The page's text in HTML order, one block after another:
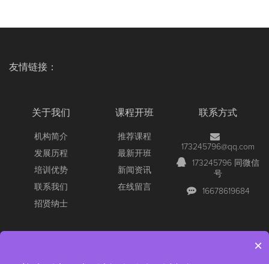
友情链接：
关于我们
机构简介
发展历程
培训优势
联系我们
招贤纳士
课程开班
推荐课程
最新开班
新闻资讯
在线留言
联系方式
173245796@qq.com
173245796 同微信
号
16678619684
×